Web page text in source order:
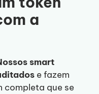
a
smart
e fazem
completa que se